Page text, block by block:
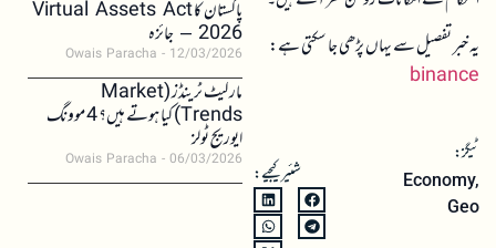
یہ خبر تفصیل سے یہاں پڑھی جا سکتی ہے:
binance
ٹیگز:
Economy,
Geo
شئیر کیجیے:
پاکستان کا Virtual Assets Act
2026 – جائزہ
Owais Paracha 12/03/2026
مارکیٹ ٹرینڈز (Market
Trends) کیا ہوتے ہیں؟ 4 موونگ
ایوریج ٹولز
Owais Paracha 06/03/2026